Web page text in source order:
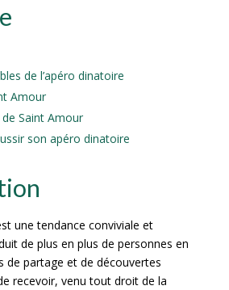
de l’apéro dinatoire
Amour
Saint Amour
son apéro dinatoire
une tendance conviviale et
de plus en plus de personnes en
de partage et de découvertes
recevoir, venu tout droit de la